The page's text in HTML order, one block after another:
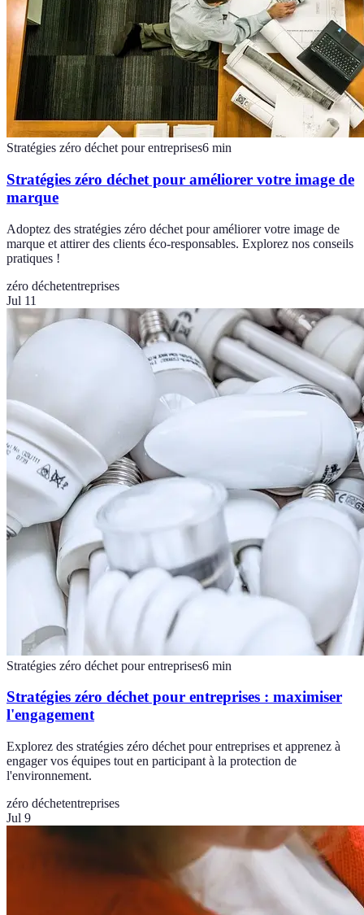
Stratégies zéro déchet pour entreprises6 min
Stratégies zéro déchet pour améliorer votre image de
marque
Adoptez des stratégies zéro déchet pour améliorer votre image de
marque et attirer des clients éco-responsables. Explorez nos conseils
pratiques !
zéro déchetentreprises
Jul 11
Stratégies zéro déchet pour entreprises6 min
Stratégies zéro déchet pour entreprises : maximiser
l'engagement
Explorez des stratégies zéro déchet pour entreprises et apprenez à
engager vos équipes tout en participant à la protection de
l'environnement.
zéro déchetentreprises
Jul 9